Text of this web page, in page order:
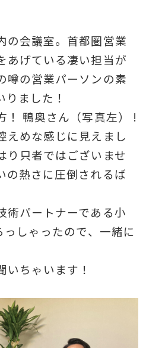
の会議室。首都圏営業
あげている凄い担当が
噂の営業パーソンの素
ました！
！ 鴨奥さん（写真左） !
えめな感じに見えまし
り只者ではございませ
の熱さに圧倒されるば
術パートナーである小
しゃったので、一緒に
いちゃいます！